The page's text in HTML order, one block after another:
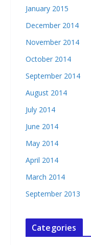
January 2015
December 2014
November 2014
October 2014
September 2014
August 2014
July 2014
June 2014
May 2014
April 2014
March 2014
September 2013
Categories